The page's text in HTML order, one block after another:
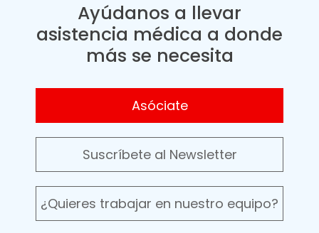
Ayúdanos a llevar
asistencia médica a donde
más se necesita
Asóciate
Suscríbete al Newsletter
¿Quieres trabajar en nuestro equipo?